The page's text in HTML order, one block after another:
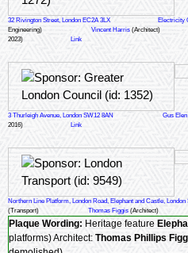
32 Rivington Street, London EC2A 3LX Electricity
Engineering)
Vincent Harris (Architect)
2023)
Link
3 Thurleigh Avenue, London SW12 8AN Gus Elen
2016)
Link
Northern Line Platform, London Road, Elephant and Castle, London
(Transport)
Thomas Figgis (Architect)
Plaque Wording: Heritage feature
platforms) Architect: Thomas Phillips